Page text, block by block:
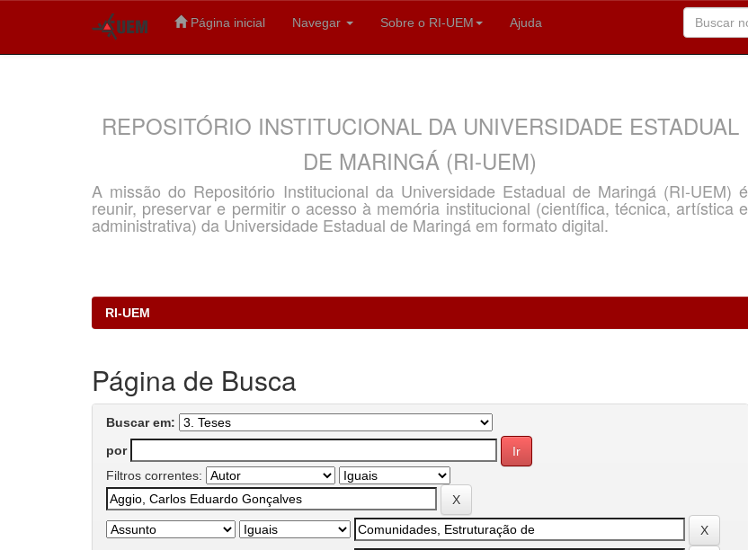
Página inicial Navegar Sobre o RI-UEM Ajuda
REPOSITÓRIO INSTITUCIONAL DA UNIVERSIDADE ESTADUAL
DE MARINGÁ (RI-UEM)
A missão do Repositório Institucional da Universidade Estadual de Maringá (RI-UEM) é
reunir, preservar e permitir o acesso à memória institucional (científica, técnica, artística e
administrativa) da Universidade Estadual de Maringá em formato digital.
RI-UEM
Página de Busca
Buscar em:
por
Filtros correntes: